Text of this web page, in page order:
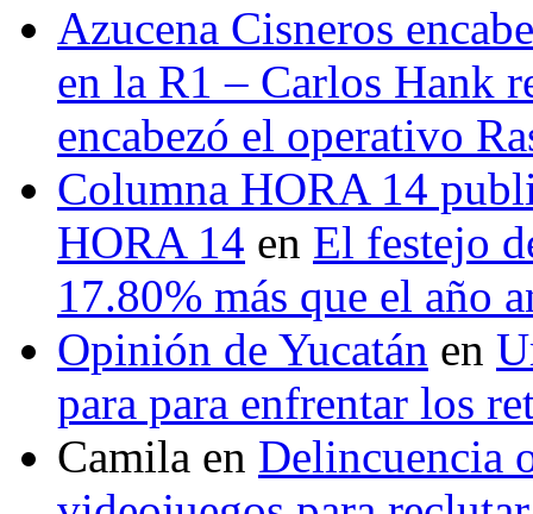
Azucena Cisneros
en la R1 – Carlos Hank
encabezó el operativo
Columna HORA 14
HORA 14 en El festejo
17.80% más que el año
Opinión de Yucatán en
para para enfrentar los
Camila en Delincuencia